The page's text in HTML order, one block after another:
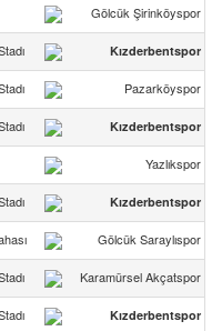
Gölcük Şirinköyspor
Kızderbentspor
Pazarköyspor
Kızderbentspor
Yazlıkspor
Kızderbentspor
Gölcük Saraylıspor
Karamürsel Akçatspor
Kızderbentspor